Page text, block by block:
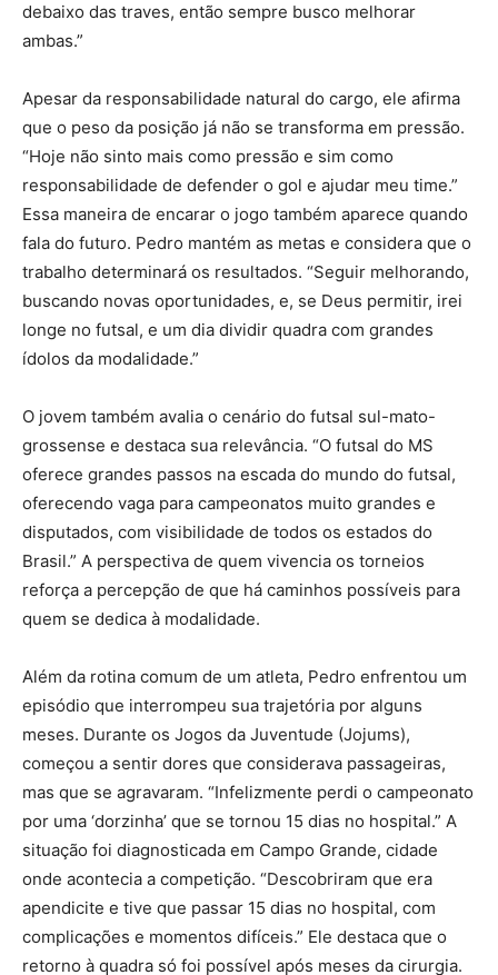
debaixo das traves, então sempre busco melhorar
ambas.”
Apesar da responsabilidade natural do cargo, ele afirma
que o peso da posição já não se transforma em pressão.
“Hoje não sinto mais como pressão e sim como
responsabilidade de defender o gol e ajudar meu time.”
Essa maneira de encarar o jogo também aparece quando
fala do futuro. Pedro mantém as metas e considera que o
trabalho determinará os resultados. “Seguir melhorando,
buscando novas oportunidades, e, se Deus permitir, irei
longe no futsal, e um dia dividir quadra com grandes
ídolos da modalidade.”
O jovem também avalia o cenário do futsal sul-mato-
grossense e destaca sua relevância. “O futsal do MS
oferece grandes passos na escada do mundo do futsal,
oferecendo vaga para campeonatos muito grandes e
disputados, com visibilidade de todos os estados do
Brasil.” A perspectiva de quem vivencia os torneios
reforça a percepção de que há caminhos possíveis para
quem se dedica à modalidade.
Além da rotina comum de um atleta, Pedro enfrentou um
episódio que interrompeu sua trajetória por alguns
meses. Durante os Jogos da Juventude (Jojums),
começou a sentir dores que considerava passageiras,
mas que se agravaram. “Infelizmente perdi o campeonato
por uma ‘dorzinha’ que se tornou 15 dias no hospital.” A
situação foi diagnosticada em Campo Grande, cidade
onde acontecia a competição. “Descobriram que era
apendicite e tive que passar 15 dias no hospital, com
complicações e momentos difíceis.” Ele destaca que o
retorno à quadra só foi possível após meses da cirurgia.